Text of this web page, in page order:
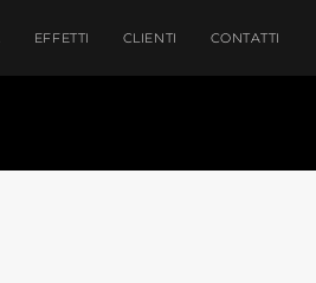
EFFETTI CLIENTI CONTATTI